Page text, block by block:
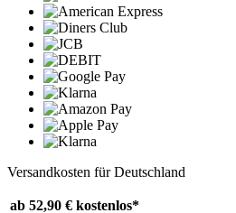
Versandkosten für Deutschland
ab 52,90 € kostenlos*